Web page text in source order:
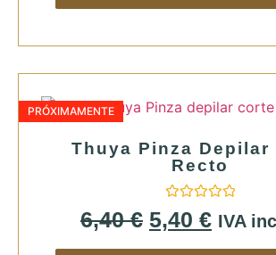
PRÓXIMAMENTE
Thuya Pinza Depilar
Recto
Valorado
con
0
de
6,40€ 5,40 € IVA